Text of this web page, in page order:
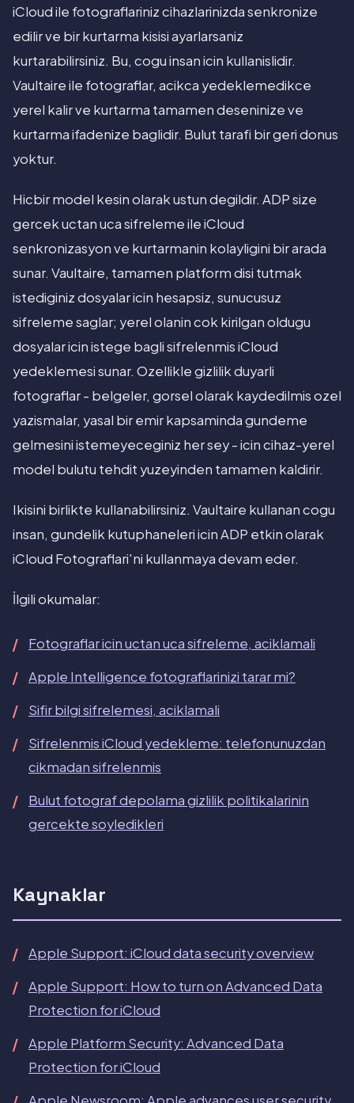
iCloud ile fotograflariniz cihazlarinizda senkronize
edilir ve bir kurtarma kisisi ayarlarsaniz
kurtarabilirsiniz. Bu, cogu insan icin kullanislidir.
Vaultaire ile fotograflar, acikca yedeklemedikce
yerel kalir ve kurtarma tamamen deseninize ve
kurtarma ifadenize baglidir. Bulut tarafi bir geri donus
yoktur.
Hicbir model kesin olarak ustun degildir. ADP size
gercek uctan uca sifreleme ile iCloud
senkronizasyon ve kurtarmanin kolayligini bir arada
sunar. Vaultaire, tamamen platform disi tutmak
istediginiz dosyalar icin hesapsiz, sunucusuz
sifreleme saglar; yerel olanin cok kirilgan oldugu
dosyalar icin istege bagli sifrelenmis iCloud
yedeklemesi sunar. Ozellikle gizlilik duyarli
fotograflar - belgeler, gorsel olarak kaydedilmis ozel
yazismalar, yasal bir emir kapsaminda gundeme
gelmesini istemeyeceginiz her sey - icin cihaz-yerel
model bulutu tehdit yuzeyinden tamamen kaldirir.
Ikisini birlikte kullanabilirsiniz. Vaultaire kullanan cogu
insan, gundelik kutuphaneleri icin ADP etkin olarak
iCloud Fotograflari'ni kullanmaya devam eder.
İlgili okumalar:
Fotograflar icin uctan uca sifreleme, aciklamali
Apple Intelligence fotograflarinizi tarar mi?
Sifir bilgi sifrelemesi, aciklamali
Sifrelenmis iCloud yedekleme: telefonunuzdan
cikmadan sifrelenmis
Bulut fotograf depolama gizlilik politikalarinin
gercekte soyledikleri
Kaynaklar
Apple Support: iCloud data security overview
Apple Support: How to turn on Advanced Data
Protection for iCloud
Apple Platform Security: Advanced Data
Protection for iCloud